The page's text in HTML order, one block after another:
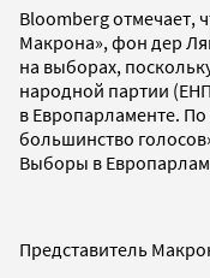
Bloomberg отмечает,
Макрона», фон дер
на выборах,
народной партии
в Европарламенте.
большинство
Выборы в
Представитель